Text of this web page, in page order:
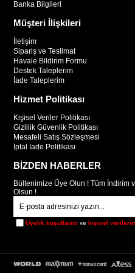
Banka Bilgileri
Müşteri İlişkileri
İletişim
Sipariş ve Teslimat
Havale Bildirim Formu
Destek Taleplerim
İade Taleplerim
Hizmet Politikası
Kişisel Veriler Politikası
Gizlilik Güvenlik Politikası
Mesafeli Satış Sözleşmesi
İptal İade Politikası
BİZDEN HABERLER
Bültenimize Üye Olun ! Tüm İndirim
Olsun !
Üyelik koşullarını vekişisel